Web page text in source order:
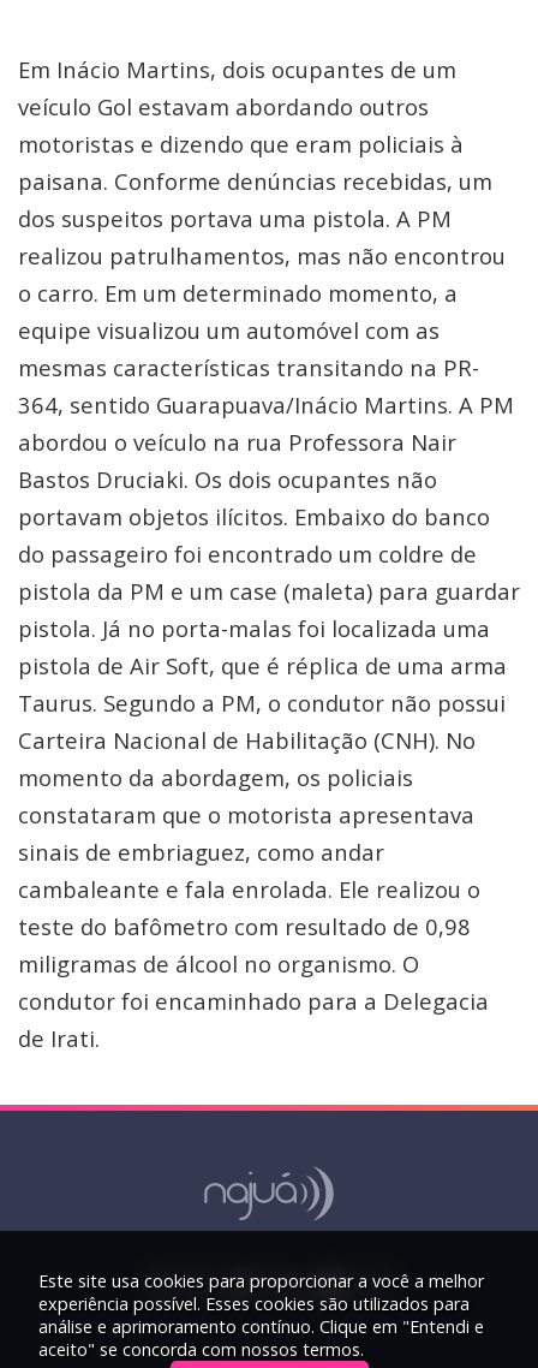
Em Inácio Martins, dois ocupantes de um
veículo Gol estavam abordando outros
motoristas e dizendo que eram policiais à
paisana. Conforme denúncias recebidas, um
dos suspeitos portava uma pistola. A PM
realizou patrulhamentos, mas não encontrou
o carro. Em um determinado momento, a
equipe visualizou um automóvel com as
mesmas características transitando na PR-
364, sentido Guarapuava/Inácio Martins. A PM
abordou o veículo na rua Professora Nair
Bastos Druciaki. Os dois ocupantes não
portavam objetos ilícitos. Embaixo do banco
do passageiro foi encontrado um coldre de
pistola da PM e um case (maleta) para guardar
pistola. Já no porta-malas foi localizada uma
pistola de Air Soft, que é réplica de uma arma
Taurus. Segundo a PM, o condutor não possui
Carteira Nacional de Habilitação (CNH). No
momento da abordagem, os policiais
constataram que o motorista apresentava
sinais de embriaguez, como andar
cambaleante e fala enrolada. Ele realizou o
teste do bafômetro com resultado de 0,98
miligramas de álcool no organismo. O
condutor foi encaminhado para a Delegacia
de Irati.
Este site usa cookies para proporcionar a você a melhor
experiência possível. Esses cookies são utilizados para
análise e aprimoramento contínuo. Clique em "Entendi e
aceito" se concorda com nossos termos.